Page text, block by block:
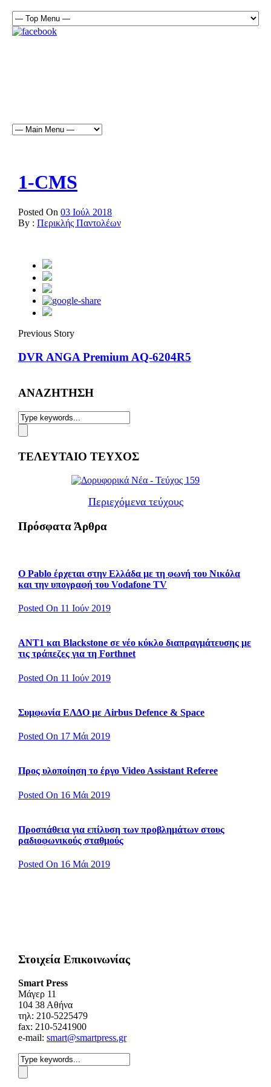
1-CMS
Posted On 03 Ιούλ 2018
By : Περικλής Παντολέων
Previous Story
DVR ANGA Premium AQ-6204R5
ΑΝΑΖΗΤΗΣΗ
ΤΕΛΕΥΤΑΙΟ ΤΕΥΧΟΣ
Περιεχόμενα τεύχους
Πρόσφατα Άρθρα
Ο Pablo έρχεται στην Ελλάδα με τη φωνή του Νικόλα
και την υπογραφή του Vodafone TV
Posted On 11 Ιούν 2019
ΑΝΤ1 και Blackstone σε νέο κύκλο διαπραγμάτευσης με
τις τράπεζες για τη Forthnet
Posted On 11 Ιούν 2019
Συμφωνία ΕΛΔΟ με Airbus Defence & Space
Posted On 17 Μάι 2019
Προς υλοποίηση το έργο Video Assistant Referee
Posted On 16 Μάι 2019
Προσπάθεια για επίλυση των προβλημάτων στους
ραδιοφωνικούς σταθμούς
Posted On 16 Μάι 2019
Στοιχεία Επικοινωνίας
Smart Press
Mάγερ 11
104 38 Αθήνα
τηλ: 210-5225479
fax: 210-5241900
e-mail: smart@smartpress.gr